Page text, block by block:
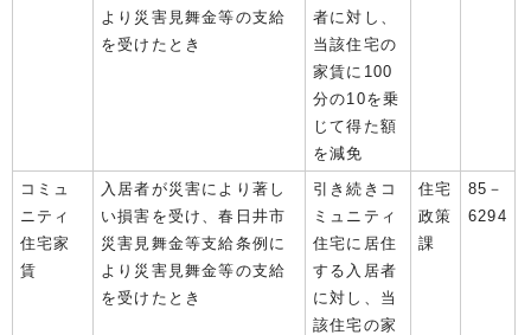
より災害見舞金等の支給
を受けたとき
者に対し、
当該住宅の
家賃に100
分の10を乗
じて得た額
を減免
コミュ
ニティ
住宅家
賃
入居者が災害により著し
い損害を受け、春日井市
災害見舞金等支給条例に
より災害見舞金等の支給
を受けたとき
引き続きコ
ミュニティ
住宅に居住
する入居者
に対し、当
該住宅の家
住宅
政策
課
85－
6294